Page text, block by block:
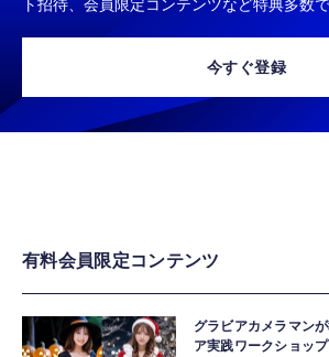
ト招待、会員限定コンテンツなど特典多数で
今すぐ登録
有料会員限定コンテンツ
グラビアカメラマン
ア実践ワークショッ